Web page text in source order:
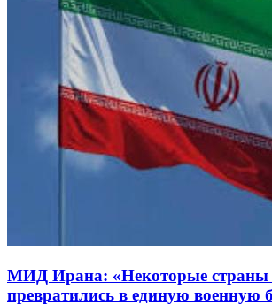
МИД Ирана: «Некоторые страны
превратились в единую